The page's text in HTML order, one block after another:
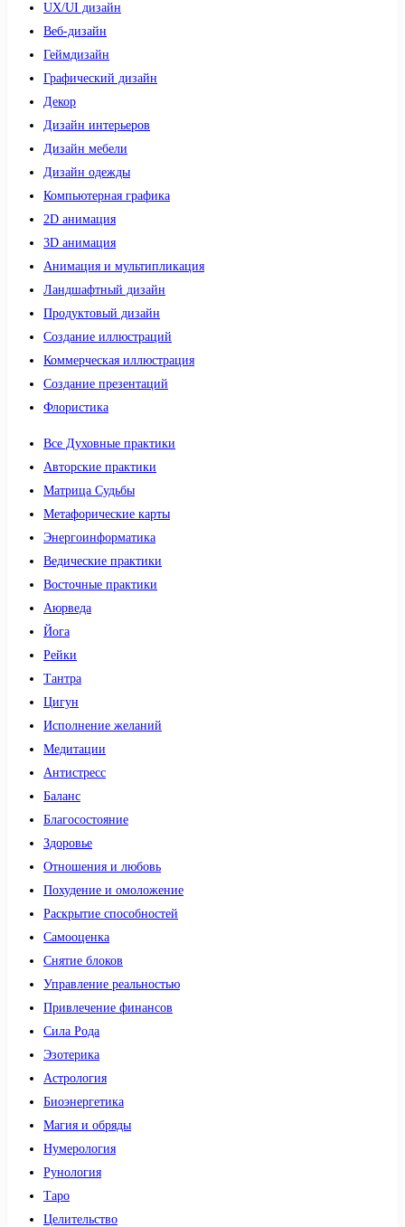
UX/UI дизайн
Веб-дизайн
Геймдизайн
Графический дизайн
Декор
Дизайн интерьеров
Дизайн мебели
Дизайн одежды
Компьютерная графика
2D анимация
3D анимация
Анимация и мультипликация
Ландшафтный дизайн
Продуктовый дизайн
Создание иллюстраций
Коммерческая иллюстрация
Создание презентаций
Флористика
Все Духовные практики
Авторские практики
Матрица Судьбы
Метафорические карты
Энергоинформатика
Ведические практики
Восточные практики
Аюрведа
Йога
Рейки
Тантра
Цигун
Исполнение желаний
Медитации
Антистресс
Баланс
Благосостояние
Здоровье
Отношения и любовь
Похудение и омоложение
Раскрытие способностей
Самооценка
Снятие блоков
Управление реальностью
Привлечение финансов
Сила Рода
Эзотерика
Астрология
Биоэнергетика
Магия и обряды
Нумерология
Рунология
Таро
Целительство